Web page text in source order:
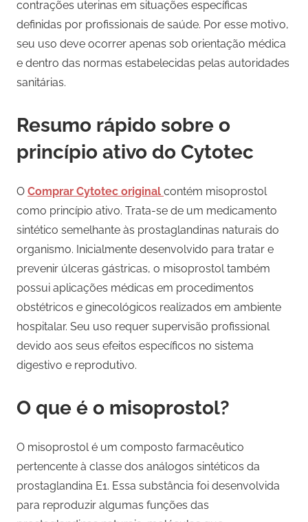
contrações uterinas em situações específicas
definidas por profissionais de saúde. Por esse motivo,
seu uso deve ocorrer apenas sob orientação médica
e dentro das normas estabelecidas pelas autoridades
sanitárias.
Resumo rápido sobre o
princípio ativo do Cytotec
O Comprar Cytotec original contém misoprostol
como princípio ativo. Trata-se de um medicamento
sintético semelhante às prostaglandinas naturais do
organismo. Inicialmente desenvolvido para tratar e
prevenir úlceras gástricas, o misoprostol também
possui aplicações médicas em procedimentos
obstétricos e ginecológicos realizados em ambiente
hospitalar. Seu uso requer supervisão profissional
devido aos seus efeitos específicos no sistema
digestivo e reprodutivo.
O que é o misoprostol?
O misoprostol é um composto farmacêutico
pertencente à classe dos análogos sintéticos da
prostaglandina E1. Essa substância foi desenvolvida
para reproduzir algumas funções das